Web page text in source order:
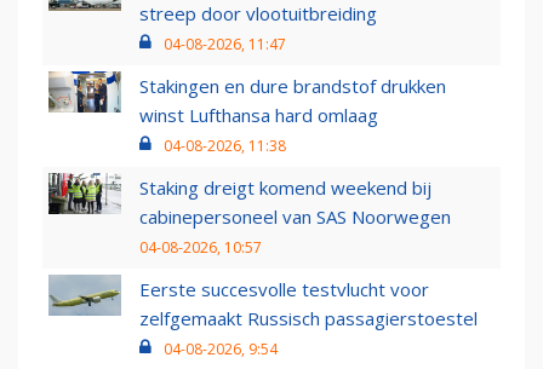
streep door vlootuitbreiding
04-08-2026, 11:47
Stakingen en dure brandstof drukken
winst Lufthansa hard omlaag
04-08-2026, 11:38
Staking dreigt komend weekend bij
cabinepersoneel van SAS Noorwegen
04-08-2026, 10:57
Eerste succesvolle testvlucht voor
zelfgemaakt Russisch passagierstoestel
04-08-2026, 9:54